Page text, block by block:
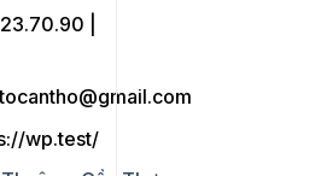
|
wp.test/